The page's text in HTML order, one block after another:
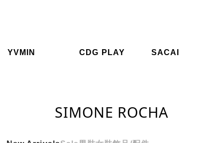
YVMIN CDG PLAY SACAI
SIMONE ROCHA